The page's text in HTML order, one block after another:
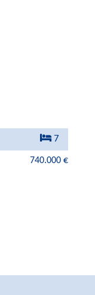
7
740.000 €